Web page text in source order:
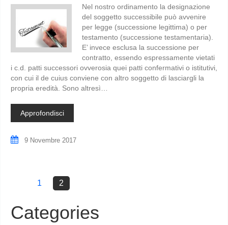
Nel nostro ordinamento la designazione
del soggetto successibile può avvenire
per legge (successione legittima) o per
testamento (successione testamentaria).
E’ invece esclusa la successione per
contratto, essendo espressamente vietati
i c.d. patti successori ovverosia quei patti confermativi o istitutivi,
con cui il de cuius conviene con altro soggetto di lasciargli la
propria eredità. Sono altresì…
Approfondisci
9 Novembre 2017
1 2
Categories